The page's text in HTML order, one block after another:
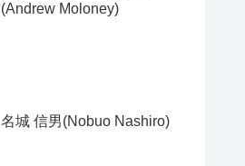
(Andrew Moloney)
名城 信男(Nobuo Nashiro)